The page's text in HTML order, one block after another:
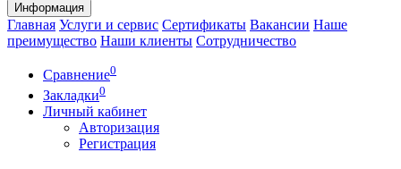
Информация
Главная Услуги и сервис Сертификаты Вакансии Наше
преимущество Наши клиенты Сотрудничество
Сравнение0
Закладки0
Личный кабинет
Авторизация
Регистрация